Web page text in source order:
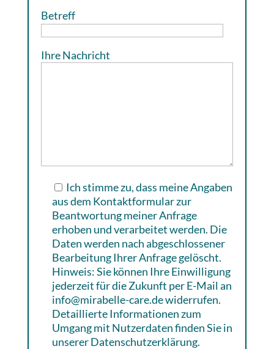
Betreff
Ihre Nachricht
Ich stimme zu, dass meine Angaben
aus dem Kontaktformular zur
Beantwortung meiner Anfrage
erhoben und verarbeitet werden. Die
Daten werden nach abgeschlossener
Bearbeitung Ihrer Anfrage gelöscht.
Hinweis: Sie können Ihre Einwilligung
jederzeit für die Zukunft per E-Mail an
info@mirabelle-care.de widerrufen.
Detaillierte Informationen zum
Umgang mit Nutzerdaten finden Sie in
unserer Datenschutzerklärung.